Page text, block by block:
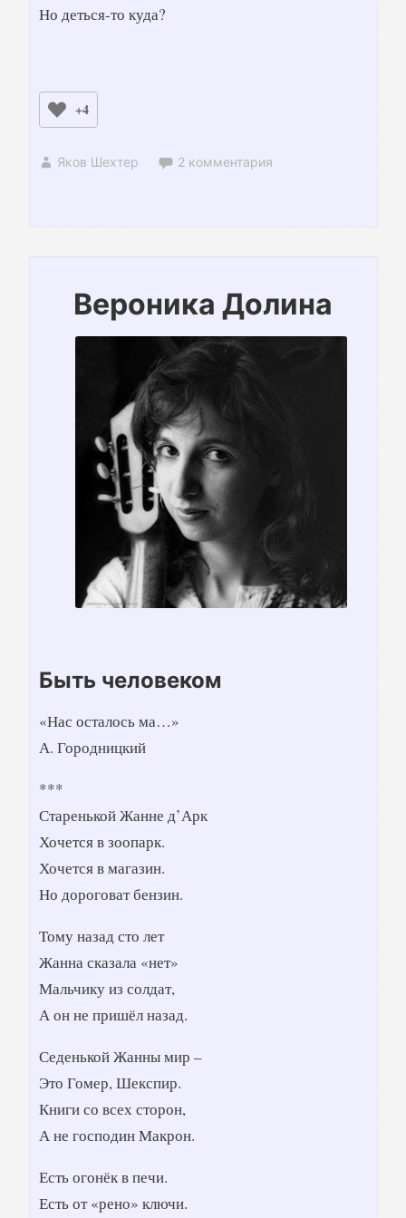
Но деться-то куда?
+4
Яков Шехтер 2 комментария
Вероника Долина
Быть человеком
«Нас осталось ма…»
А. Городницкий
***
Старенькой Жанне д’Арк
Хочется в зоопарк.
Хочется в магазин.
Но дороговат бензин.
Тому назад сто лет
Жанна сказала «нет»
Мальчику из солдат,
А он не пришёл назад.
Седенькой Жанны мир –
Это Гомер, Шекспир.
Книги со всех сторон,
А не господин Макрон.
Есть огонёк в печи.
Есть от «рено» ключи.